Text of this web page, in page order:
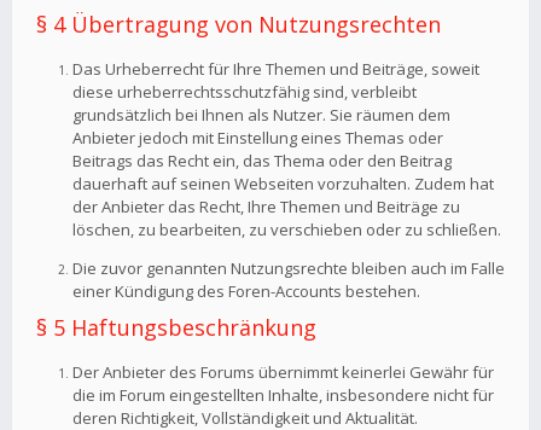
§ 4 Übertragung von Nutzungsrechten
Das Urheberrecht für Ihre Themen und Beiträge, soweit
diese urheberrechtsschutzfähig sind, verbleibt
grundsätzlich bei Ihnen als Nutzer. Sie räumen dem
Anbieter jedoch mit Einstellung eines Themas oder
Beitrags das Recht ein, das Thema oder den Beitrag
dauerhaft auf seinen Webseiten vorzuhalten. Zudem hat
der Anbieter das Recht, Ihre Themen und Beiträge zu
löschen, zu bearbeiten, zu verschieben oder zu schließen.
Die zuvor genannten Nutzungsrechte bleiben auch im Falle
einer Kündigung des Foren-Accounts bestehen.
§ 5 Haftungsbeschränkung
Der Anbieter des Forums übernimmt keinerlei Gewähr für
die im Forum eingestellten Inhalte, insbesondere nicht für
deren Richtigkeit, Vollständigkeit und Aktualität.